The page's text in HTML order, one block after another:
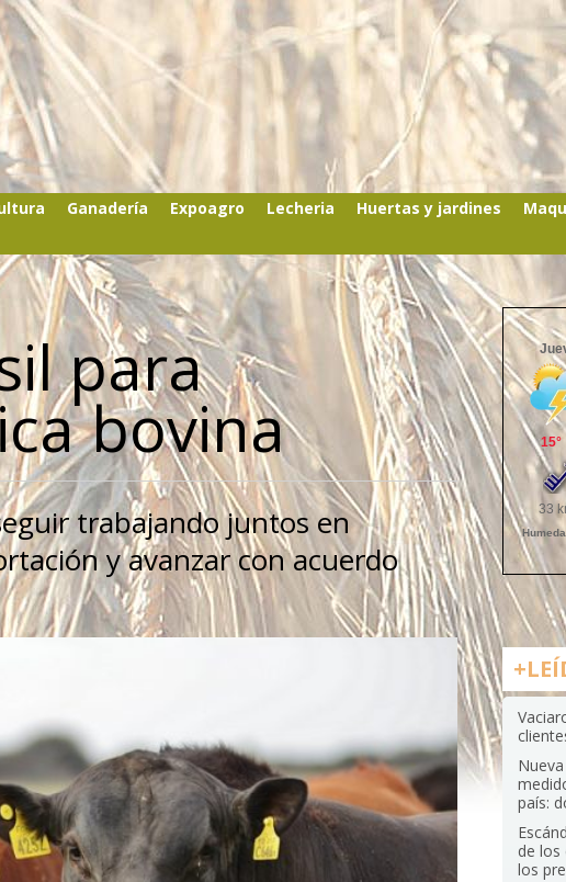
Ganadería Expoagro Lecheria Huertas y jardines
para
bovina
trabajando juntos en
y avanzar con acuerdo
país:
de los
los